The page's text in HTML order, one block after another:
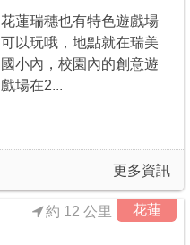
花蓮瑞穗也有特色遊戲場
可以玩哦，地點就在瑞美
國小內，校園內的創意遊
戲場在2...
更多資訊
花蓮
約 12 公里